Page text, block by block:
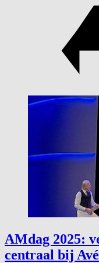
AMdag 2025:
centraal bij